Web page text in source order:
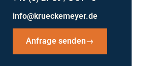
info@krueckemeyer.de
Anfrage senden